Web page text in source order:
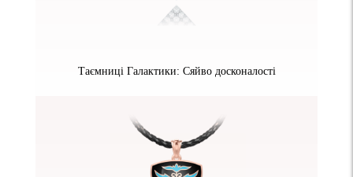
Таємниці Галактики: Сяйво досконалості